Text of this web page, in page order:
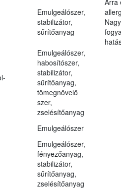
Emulgeálószer,
stabilizátor,
sűrítőanyag
Emulgeálószer,
habosítószer,
stabilizátor,
sűrítőanyag,
tömegnövelő
szer,
zselésítőanyag
Emulgeálószer
Emulgeálószer,
fényezőanyag,
stabilizátor,
sűrítőanyag,
zselésítőanyag